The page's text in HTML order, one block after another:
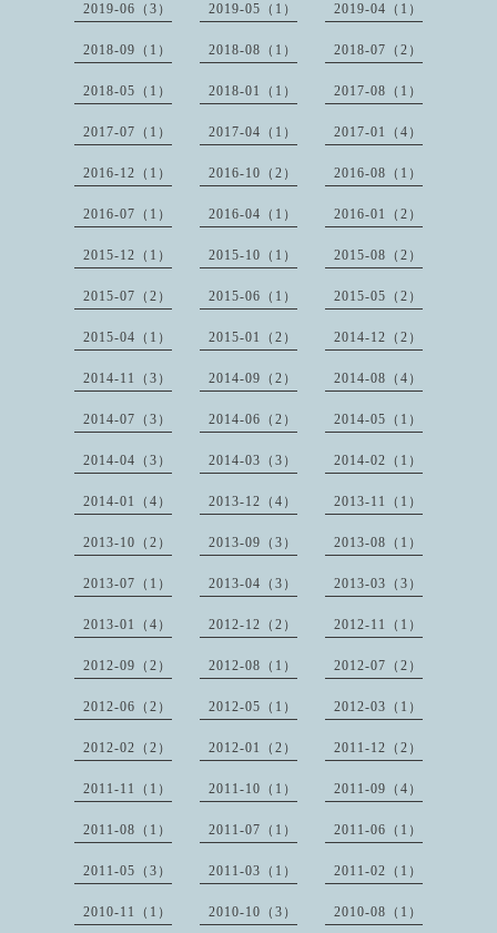
2019-06（3） 2019-05（1） 2019-04（1）
2018-09（1） 2018-08（1） 2018-07（2）
2018-05（1） 2018-01（1） 2017-08（1）
2017-07（1） 2017-04（1） 2017-01（4）
2016-12（1） 2016-10（2） 2016-08（1）
2016-07（1） 2016-04（1） 2016-01（2）
2015-12（1） 2015-10（1） 2015-08（2）
2015-07（2） 2015-06（1） 2015-05（2）
2015-04（1） 2015-01（2） 2014-12（2）
2014-11（3） 2014-09（2） 2014-08（4）
2014-07（3） 2014-06（2） 2014-05（1）
2014-04（3） 2014-03（3） 2014-02（1）
2014-01（4） 2013-12（4） 2013-11（1）
2013-10（2） 2013-09（3） 2013-08（1）
2013-07（1） 2013-04（3） 2013-03（3）
2013-01（4） 2012-12（2） 2012-11（1）
2012-09（2） 2012-08（1） 2012-07（2）
2012-06（2） 2012-05（1） 2012-03（1）
2012-02（2） 2012-01（2） 2011-12（2）
2011-11（1） 2011-10（1） 2011-09（4）
2011-08（1） 2011-07（1） 2011-06（1）
2011-05（3） 2011-03（1） 2011-02（1）
2010-11（1） 2010-10（3） 2010-08（1）